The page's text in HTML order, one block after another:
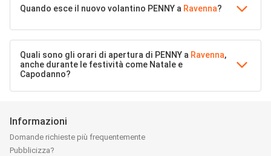
Quando esce il nuovo volantino PENNY a Ravenna?
Quali sono gli orari di apertura di PENNY a Ravenna,
anche durante le festività come Natale e
Capodanno?
Informazioni
Domande richieste più frequentemente
Pubblicizza?